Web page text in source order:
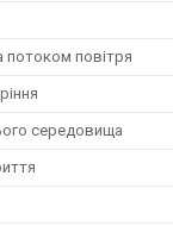
потоком повітря
середовища